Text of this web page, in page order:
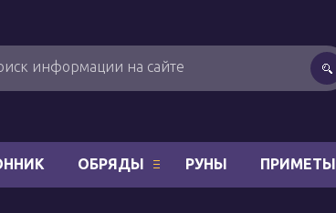
ОБРЯДЫ РУНЫ ПРИМЕТЫ